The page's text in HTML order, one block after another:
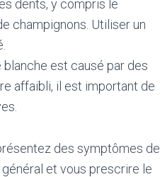
dents, y compris le
champignons. Utiliser un
est causé par des
affaibli, il est important de
des symptômes de
et vous prescrire le